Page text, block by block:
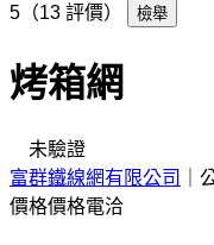
5（13 評價） 檢舉
烤箱網
未驗證
富群鐵線網有限公司
價格價格電洽